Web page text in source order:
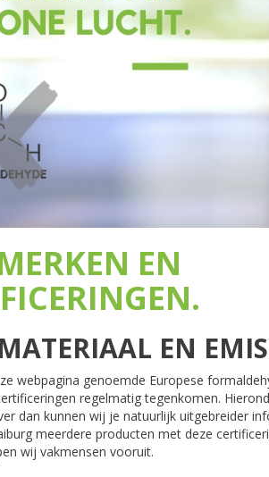
EN
EN
webpagina genoemde Europese
regelmatig tegenkomen.
dan kunnen wij je natuurlijk uitgebreider
meerdere producten met deze
wij vakmensen vooruit.